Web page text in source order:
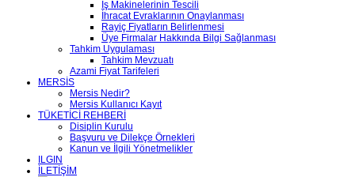
İş Makinelerinin Tescili
İhracat Evraklarının Onaylanması
Rayiç Fiyatların Belirlenmesi
Üye Firmalar Hakkında Bilgi Sağlanması
Tahkim Uygulaması
Tahkim Mevzuatı
Azami Fiyat Tarifeleri
MERSİS
Mersis Nedir?
Mersis Kullanıcı Kayıt
TÜKETİCİ REHBERİ
Disiplin Kurulu
Başvuru ve Dilekçe Örnekleri
Kanun ve İlgili Yönetmelikler
ILGIN
İLETİŞİM